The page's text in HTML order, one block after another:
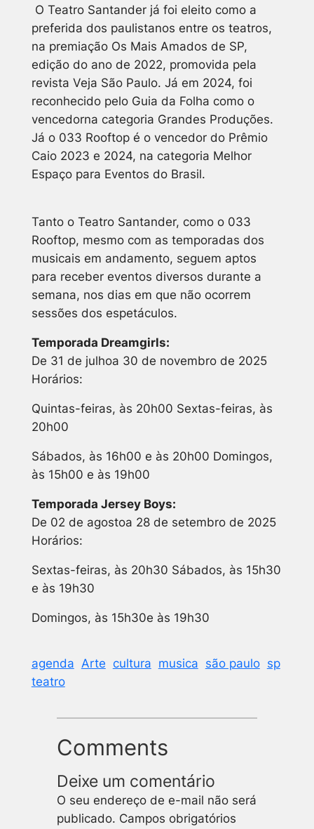
O Teatro Santander já foi eleito como a
preferida dos paulistanos entre os teatros,
na premiação Os Mais Amados de SP,
edição do ano de 2022, promovida pela
revista Veja São Paulo. Já em 2024, foi
reconhecido pelo Guia da Folha como o
vencedorna categoria Grandes Produções.
Já o 033 Rooftop é o vencedor do Prêmio
Caio 2023 e 2024, na categoria Melhor
Espaço para Eventos do Brasil.
Tanto o Teatro Santander, como o 033
Rooftop, mesmo com as temporadas dos
musicais em andamento, seguem aptos
para receber eventos diversos durante a
semana, nos dias em que não ocorrem
sessões dos espetáculos.
Temporada Dreamgirls:
De 31 de julhoa 30 de novembro de 2025
Horários:
Quintas-feiras, às 20h00 Sextas-feiras, às
20h00
Sábados, às 16h00 e às 20h00 Domingos,
às 15h00 e às 19h00
Temporada Jersey Boys:
De 02 de agostoa 28 de setembro de 2025
Horários:
Sextas-feiras, às 20h30 Sábados, às 15h30
e às 19h30
Domingos, às 15h30e às 19h30
agenda Arte cultura musica são paulo sp
teatro
Comments
Deixe um comentário
O seu endereço de e-mail não será
publicado. Campos obrigatórios